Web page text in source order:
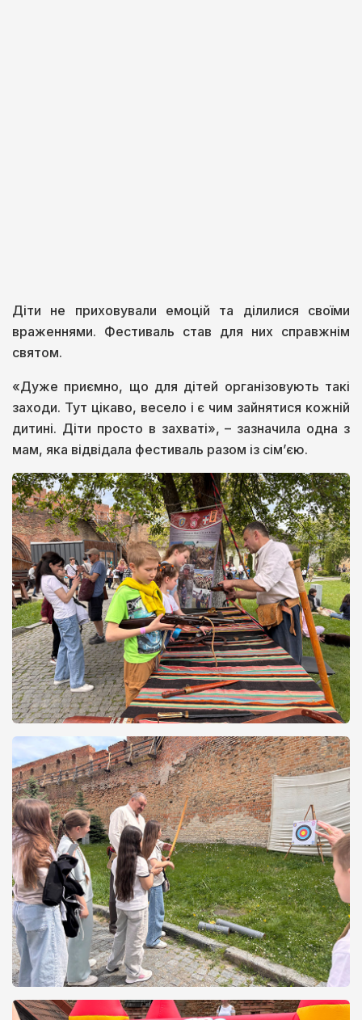
Діти не приховували емоцій та ділилися своїми
враженнями. Фестиваль став для них справжнім
святом.
«Дуже приємно, що для дітей організовують такі
заходи. Тут цікаво, весело і є чим зайнятися кожній
дитині. Діти просто в захваті», – зазначила одна з
мам, яка відвідала фестиваль разом із сім’єю.